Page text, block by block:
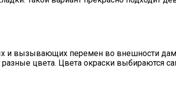
и вызывающих перемен во внешности
цвета. Цвета окраски выбираются